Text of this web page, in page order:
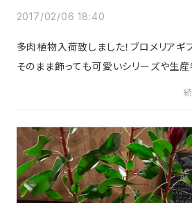
2017/02/06 18:40
多肉植物入荷致しました！ブロメリアギ
そのまま飾っても可愛いシリーズや生産
可愛いですよ！形も色々なの...